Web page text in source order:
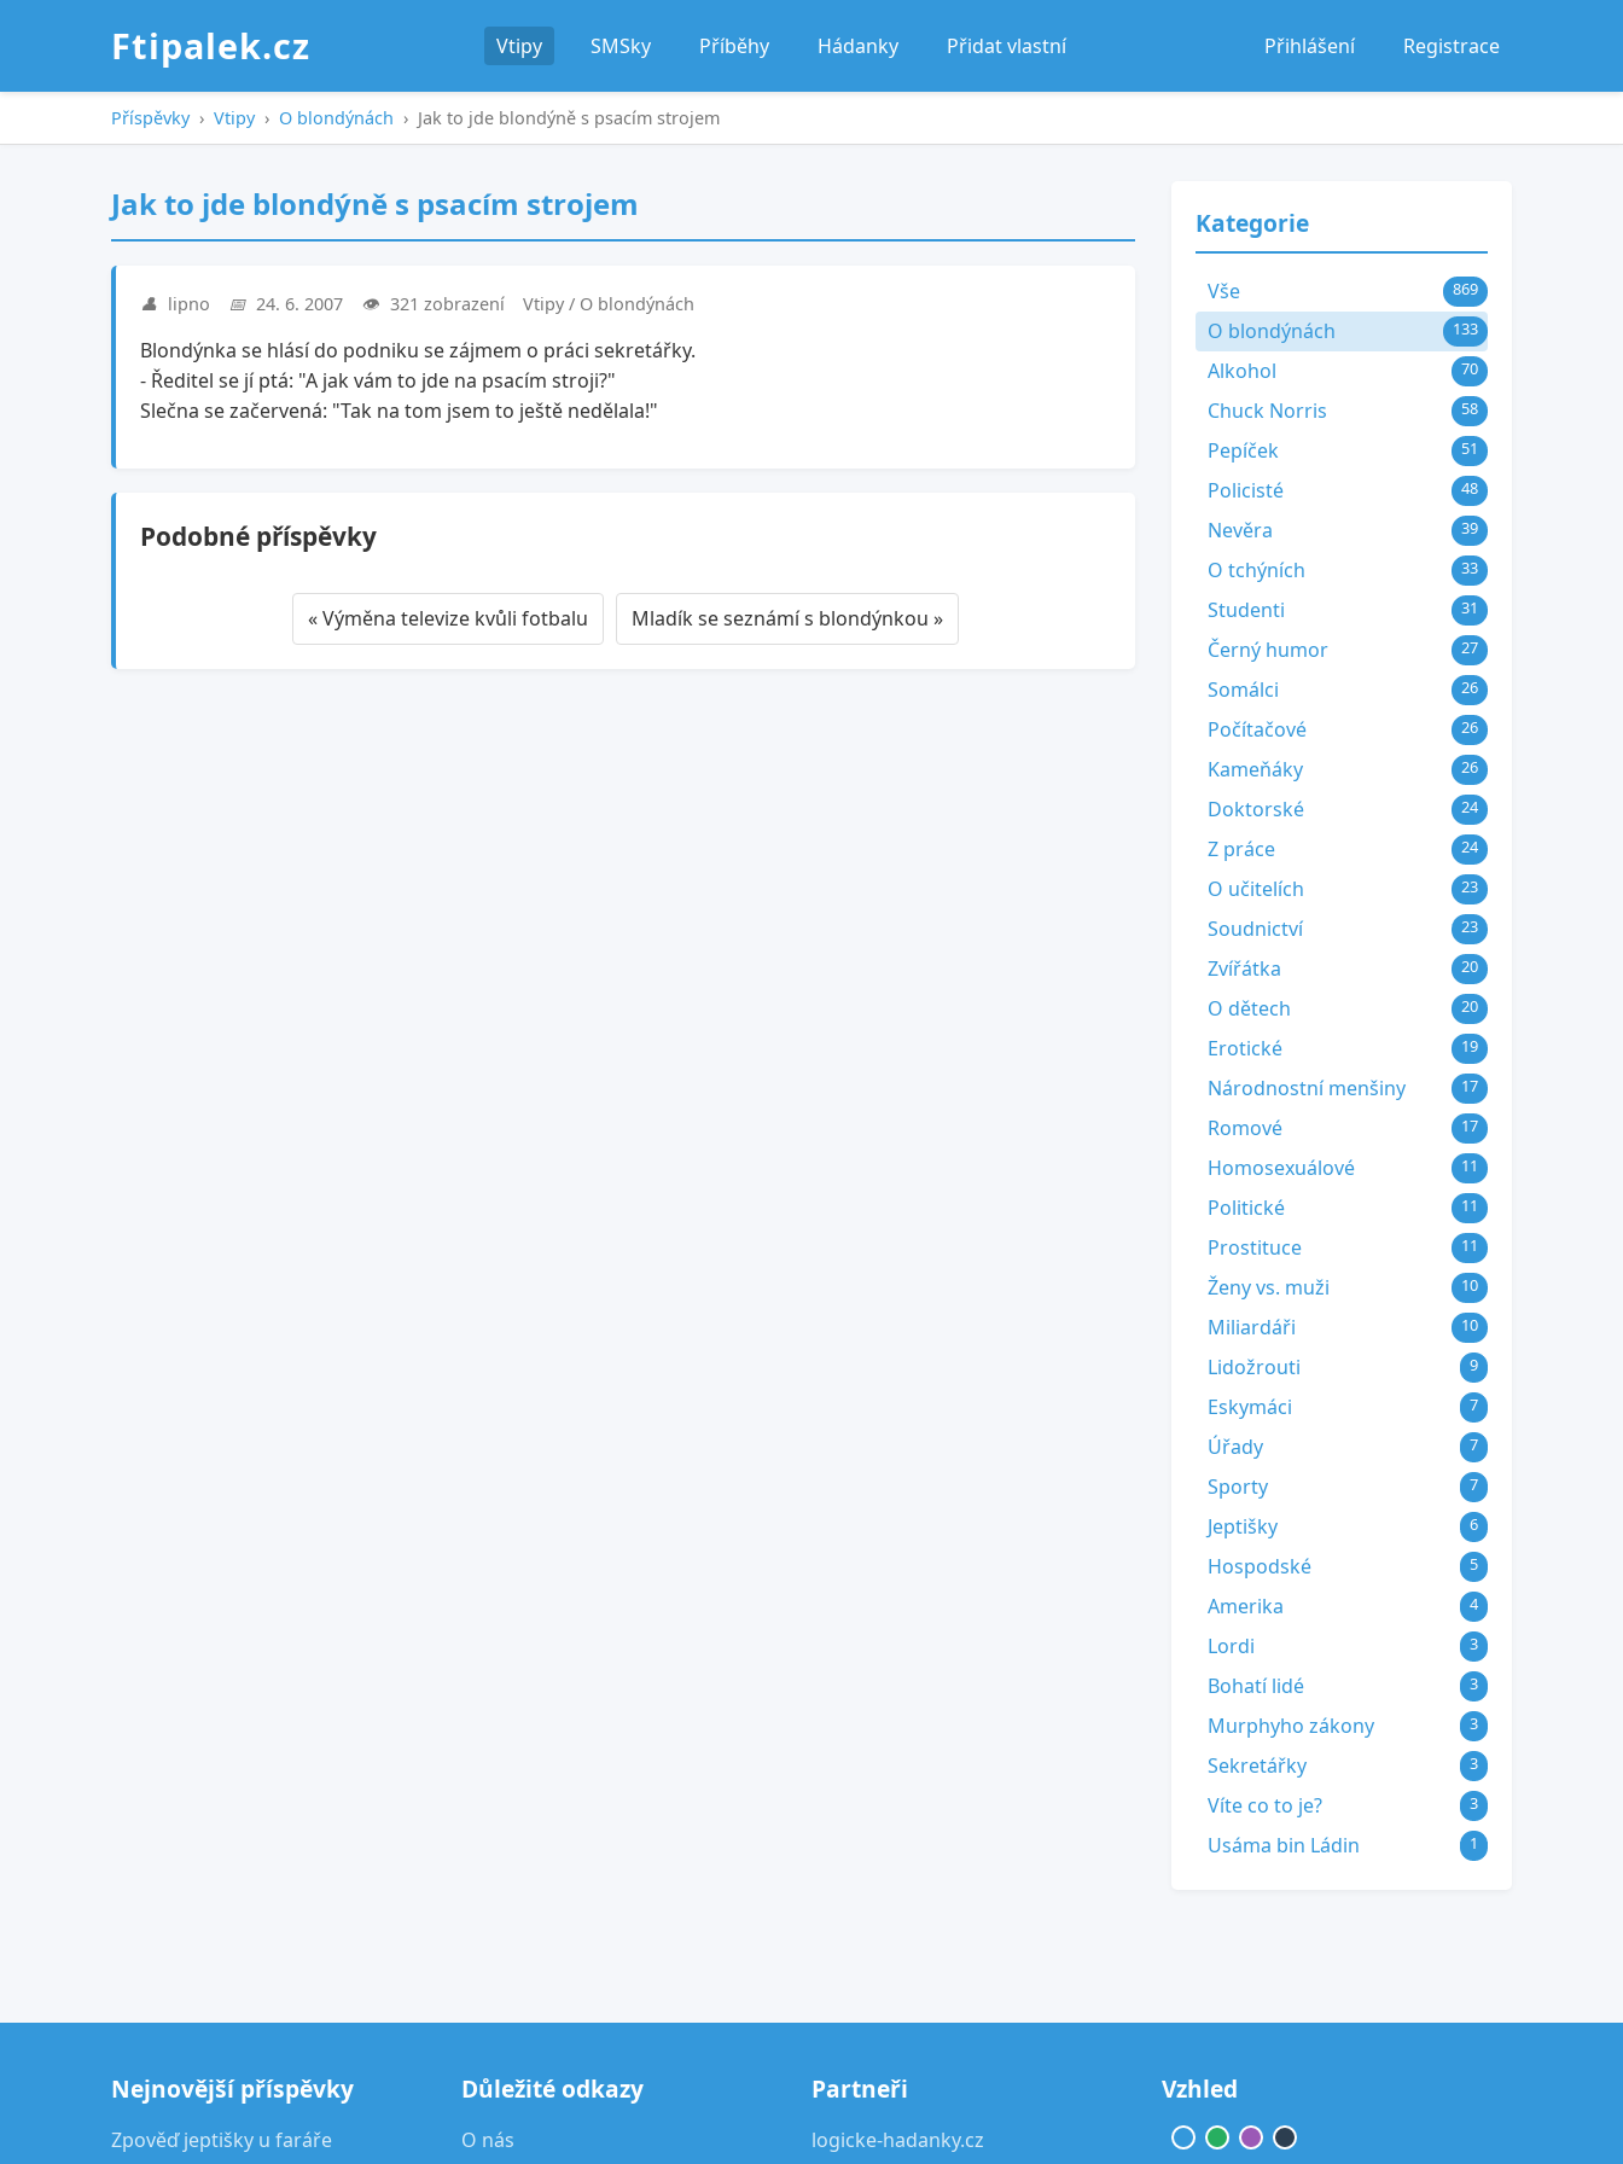
Ftipalek.cz Vtipy SMSky Příběhy Hádanky Přidat vlastní Přihlášení Registrace
Příspěvky › Vtipy › O blondýnách › Jak to jde blondýně s psacím strojem
Jak to jde blondýně s psacím strojem
👤 lipno 📅 24. 6. 2007 👁️ 321 zobrazení Vtipy / O blondýnách
Blondýnka se hlásí do podniku se zájmem o práci sekretářky.
- Ředitel se jí ptá: "A jak vám to jde na psacím stroji?"
Slečna se začervená: "Tak na tom jsem to ještě nedělala!"
Podobné příspěvky
« Výměna televize kvůli fotbalu Mladík se seznámí s blondýnkou »
Kategorie
Vše 869
O blondýnách 133
Alkohol 70
Chuck Norris 58
Pepíček 51
Policisté 48
Nevěra 39
O tchýních 33
Studenti 31
Černý humor 27
Somálci 26
Počítačové 26
Kameňáky 26
Doktorské 24
Z práce 24
O učitelích 23
Soudnictví 23
Zvířátka 20
O dětech 20
Erotické 19
Národnostní menšiny 17
Romové 17
Homosexuálové 11
Politické 11
Prostituce 11
Ženy vs. muži 10
Miliardáři 10
Lidožrouti 9
Eskymáci 7
Úřady 7
Sporty 7
Jeptišky 6
Hospodské 5
Amerika 4
Lordi 3
Bohatí lidé 3
Murphyho zákony 3
Sekretářky 3
Víte co to je? 3
Usáma bin Ládin 1
Nejnovější příspěvky
Zpověď jeptišky u faráře
Důležité odkazy
O nás
Partneři
logicke-hadanky.cz
Vzhled